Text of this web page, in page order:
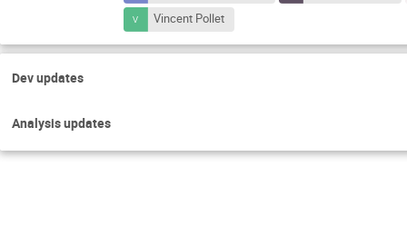
Vincent Pollet
Dev updates
Analysis updates